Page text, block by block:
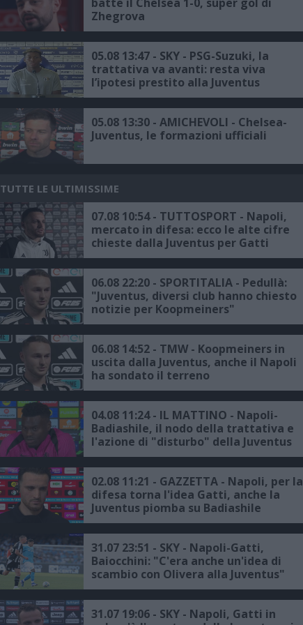
Zhegrova
05.08 13:47 - SKY - PSG-Suzuki, la
trattativa va avanti: resta viva
l’ipotesi prestito alla Juventus
05.08 13:30 - AMICHEVOLI - Chelsea-
Juventus, le formazioni ufficiali
TUTTE LE ULTIMISSIME
07.08 10:54 - TUTTOSPORT - Napoli,
mercato in difesa: ecco le alte cifre
chieste dalla Juventus per Gatti
06.08 22:20 - SPORTITALIA - Pedullà:
"Juventus, diversi club hanno chiesto
notizie per Koopmeiners"
06.08 14:52 - TMW - Koopmeiners in
uscita dalla Juventus, anche il Napoli
ha sondato il terreno
04.08 11:24 - IL MATTINO - Napoli-
Badiashile, il nodo della trattativa e
l'azione di "disturbo" della Juventus
02.08 11:21 - GAZZETTA - Napoli, per la
difesa torna l'idea Gatti, anche la
Juventus piomba su Badiashile
31.07 23:51 - SKY - Napoli-Gatti,
Baiocchini: "C'era anche un'idea di
scambio con Olivera alla Juventus"
31.07 19:06 - SKY - Napoli, Gatti in